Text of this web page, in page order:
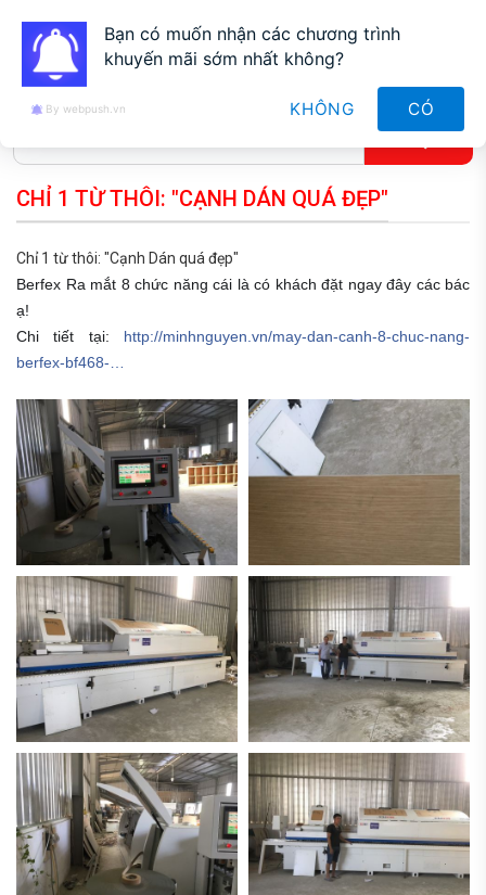
CHỈ 1 TỪ THÔI: "CẠNH DÁN QUÁ ĐẸP"
Chỉ 1 từ thôi: "Cạnh Dán quá đẹp"
Berfex Ra mắt 8 chức năng cái là có khách đặt ngay đây các bác
ạ!
Chi tiết tại: http://minhnguyen.vn/may-dan-canh-8-chuc-nang-
berfex-bf468-…
Bạn có muốn nhận các chương trình
khuyến mãi sớm nhất không?
By webpush.vn CÓ
KHÔNG